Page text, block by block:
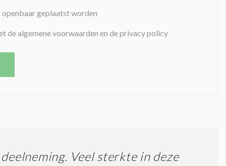
geplaatst worden
de algemene voorwaarden en de privacy policy
Veel sterkte in deze